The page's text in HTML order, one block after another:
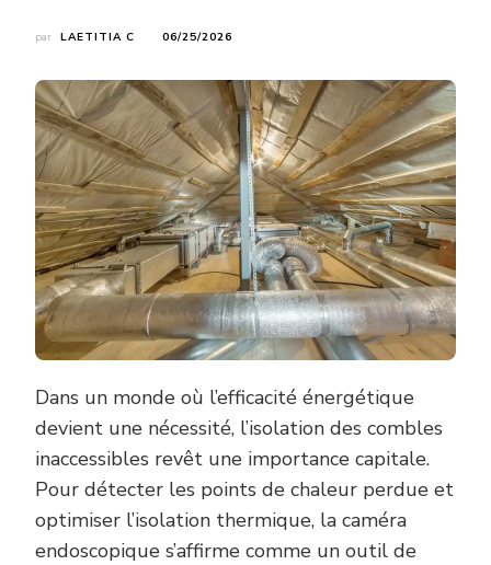
par LAETITIA C 06/25/2026
Dans un monde où l’efficacité énergétique
devient une nécessité, l’isolation des combles
inaccessibles revêt une importance capitale.
Pour détecter les points de chaleur perdue et
optimiser l’isolation thermique, la caméra
endoscopique s’affirme comme un outil de